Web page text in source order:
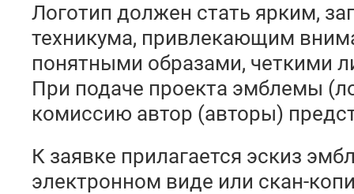
Логотип должен стать ярким,
техникума, привлекающим
понятными образами, четкими
При подаче проекта эмблемы
комиссию автор (авторы)
К заявке прилагается эскиз
электронном виде или скан-